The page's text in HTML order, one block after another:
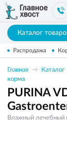
Каталог
Распродажа
Главная Каталог
корма
PURINA
Влажный лечебный